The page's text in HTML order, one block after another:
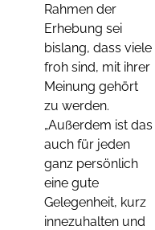
Rahmen der
Erhebung sei
bislang, dass viele
froh sind, mit ihrer
Meinung gehört
zu werden.
„Außerdem ist das
auch für jeden
ganz persönlich
eine gute
Gelegenheit, kurz
innezuhalten und